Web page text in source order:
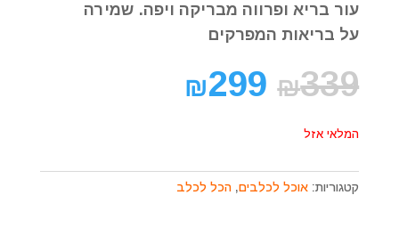
עור בריא ופרווה מבריקה ויפה. שמירה
על בריאות המפרקים
₪339
₪299
המלאי אזל
קטגוריות: אוכל לכלבים, הכל לכלב